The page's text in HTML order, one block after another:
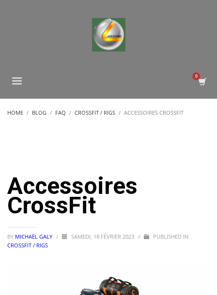
HOME BLOG FAQ CROSSFIT / RIGS ACCESSOIRES CROSSFIT
Accessoires
CrossFit
BY MICHAËL GALY / SAMEDI, 18 FÉVRIER 2023 /
PUBLISHED IN
CROSSFIT / RIGS